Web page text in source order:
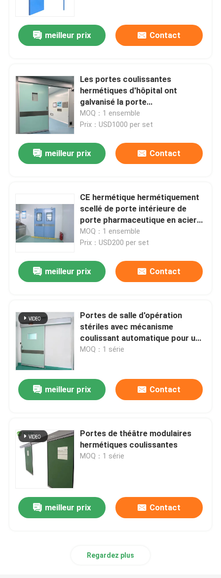
Maison
meilleur prix Contact
Les portes coulissantes
hermétiques d'hôpital ont
galvanisé la porte
hermétiquemente scellé en acier
MOQ：1 ensemble
Prix：USD1000 per set
meilleur prix Contact
CE hermétique hermétiquement
scellé de porte intérieure de
porte pharmaceutique en acier
de pièce propre
MOQ：1 ensemble
Prix：USD200 per set
meilleur prix Contact
Portes de salle d'opération
stériles avec mécanisme
coulissant automatique pour un
accès sans couture
MOQ：1 série
meilleur prix Contact
Portes de théâtre modulaires
hermétiques coulissantes
MOQ：1 série
meilleur prix Contact
Regardez plus